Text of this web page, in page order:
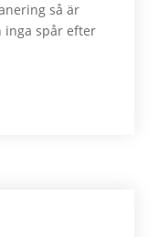
så är
inga spår efter